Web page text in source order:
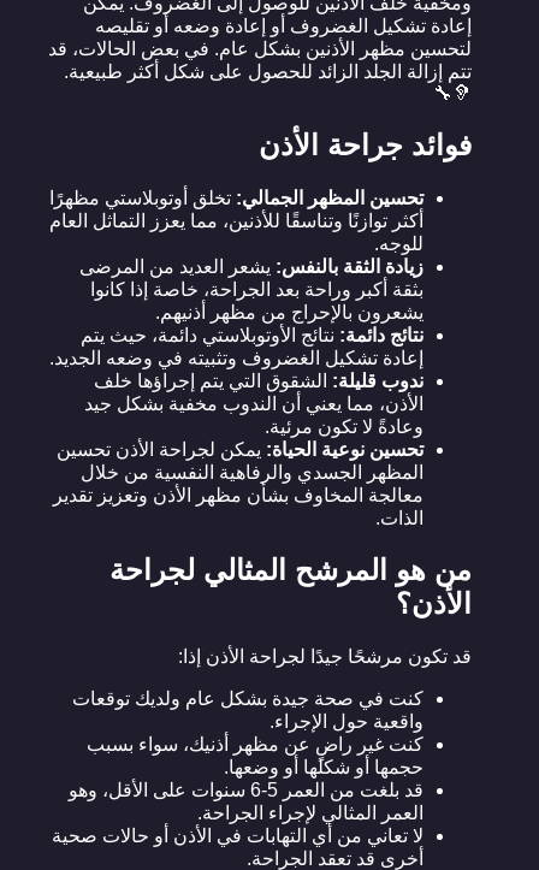
إعادة تشكيل الغضروف أو إعادة وضعه أو تقليصه
لتحسين مظهر الأذنين بشكل عام. في بعض الحالات، قد
تتم إزالة الجلد الزائد للحصول على شكل أكثر طبيعية.
🦻🔧
فوائد جراحة الأذن
تحسين المظهر الجمالي: تخلق أوتوبلاستي مظهرًا
أكثر توازنًا وتناسقًا للأذنين، مما يعزز التماثل العام
للوجه.
زيادة الثقة بالنفس: يشعر العديد من المرضى
بثقة أكبر وراحة بعد الجراحة، خاصة إذا كانوا
يشعرون بالإحراج من مظهر أذنيهم.
نتائج دائمة: نتائج الأوتوبلاستي دائمة، حيث يتم
إعادة تشكيل الغضروف وتثبيته في وضعه الجديد.
ندوب قليلة: الشقوق التي يتم إجراؤها خلف
الأذن، مما يعني أن الندوب مخفية بشكل جيد
وعادةً لا تكون مرئية.
تحسين نوعية الحياة: يمكن لجراحة الأذن تحسين
المظهر الجسدي والرفاهية النفسية من خلال
معالجة المخاوف بشأن مظهر الأذن وتعزيز تقدير
الذات.
من هو المرشح المثالي لجراحة
الأذن؟
قد تكون مرشحًا جيدًا لجراحة الأذن إذا:
كنت في صحة جيدة بشكل عام ولديك توقعات
واقعية حول الإجراء.
كنت غير راضٍ عن مظهر أذنيك، سواء بسبب
حجمها أو شكلها أو وضعها.
قد بلغت من العمر 5-6 سنوات على الأقل، وهو
العمر المثالي لإجراء الجراحة.
لا تعاني من أي التهابات في الأذن أو حالات صحية
أخرى قد تعقد الجراحة.